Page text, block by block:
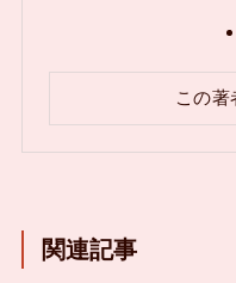
この著
関連記事